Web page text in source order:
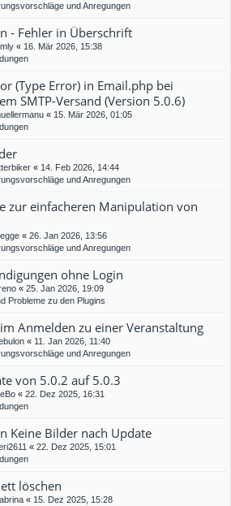
und Anregungen
- Fehler in Überschrift
« 16. Mär 2026, 15:38
(Type Error) in Email.php bei
SMTP-Versand (Version 5.0.6)
« 15. Mär 2026, 01:05
« 14. Feb 2026, 14:44
und Anregungen
zur einfacheren Manipulation von
« 26. Jan 2026, 13:56
und Anregungen
ohne Login
« 25. Jan 2026, 19:09
Probleme zu den Plugins
Anmelden zu einer Veranstaltung
« 11. Jan 2026, 11:40
und Anregungen
von 5.0.2 auf 5.0.3
« 22. Dez 2025, 16:31
Keine Bilder nach Update
« 22. Dez 2025, 15:01
löschen
« 15. Dez 2025, 15:28